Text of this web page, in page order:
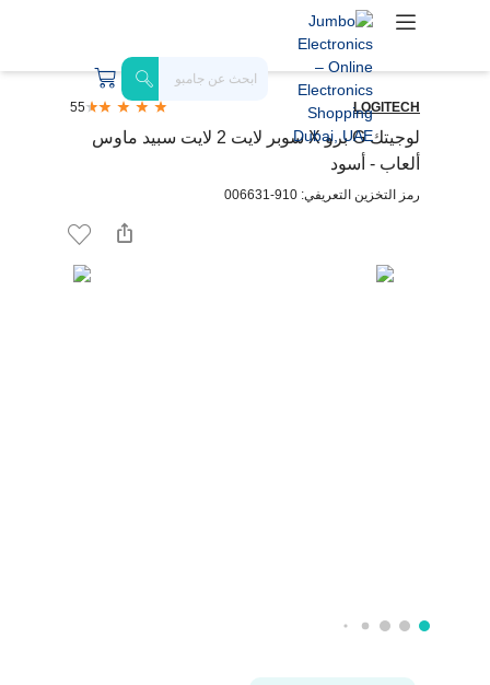
LOGITECH
55
لوجيتك G برو X سوبر لايت 2 لايت سبيد ماوس
ألعاب - أسود
رمز التخزين التعريفي: 910-006631